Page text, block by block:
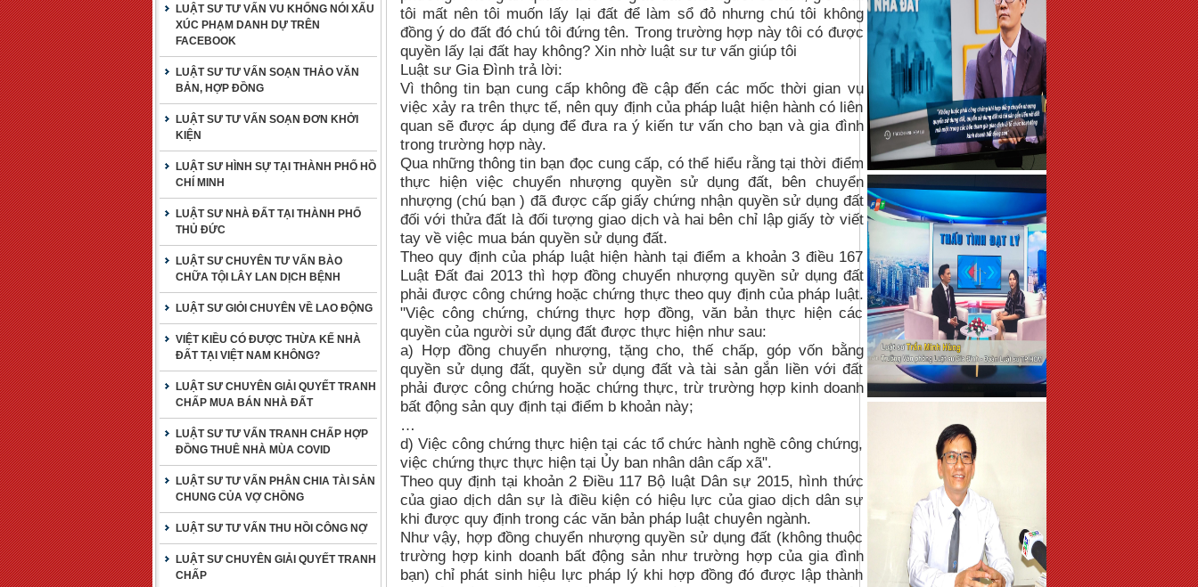
LUẬT SƯ TƯ VẤN VU KHỐNG NÓI XẤU
XÚC PHẠM DANH DỰ TRÊN
FACEBOOK
LUẬT SƯ TƯ VẤN SOẠN THẢO VĂN
BẢN, HỢP ĐỒNG
LUẬT SƯ TƯ VẤN SOẠN ĐƠN KHỞI
KIỆN
LUẬT SƯ HÌNH SỰ TẠI THÀNH PHỐ HỒ
CHÍ MINH
LUẬT SƯ NHÀ ĐẤT TẠI THÀNH PHỐ
THỦ ĐỨC
LUẬT SƯ CHUYÊN TƯ VẤN BÀO
CHỮA TỘI LÂY LAN DỊCH BỆNH
LUẬT SƯ GIỎI CHUYÊN VỀ LAO ĐỘNG
VIỆT KIỀU CÓ ĐƯỢC THỪA KẾ NHÀ
ĐẤT TẠI VIỆT NAM KHÔNG?
LUẬT SƯ CHUYÊN GIẢI QUYẾT TRANH
CHẤP MUA BÁN NHÀ ĐẤT
LUẬT SƯ TƯ VẤN TRANH CHẤP HỢP
ĐỒNG THUÊ NHÀ MÙA COVID
LUẬT SƯ TƯ VẤN PHÂN CHIA TÀI SẢN
CHUNG CỦA VỢ CHỒNG
LUẬT SƯ TƯ VẤN THU HỒI CÔNG NỢ
LUẬT SƯ CHUYÊN GIẢI QUYẾT TRANH
CHẤP
tôi mất nên tôi muốn lấy lại đất để làm sổ đỏ nhưng chú tôi không
đồng ý do đất đó chú tôi đứng tên. Trong trường hợp này tôi có được
quyền lấy lại đất hay không? Xin nhờ luật sư tư vấn giúp tôi
Luật sư Gia Đình trả lời:
Vì thông tin bạn cung cấp không đề cập đến các mốc thời gian vụ
việc xảy ra trên thực tế, nên quy định của pháp luật hiện hành có liên
quan sẽ được áp dụng để đưa ra ý kiến tư vấn cho bạn và gia đình
trong trường hợp này.
Qua những thông tin bạn đọc cung cấp, có thể hiểu rằng tại thời điểm
thực hiện việc chuyển nhượng quyền sử dụng đất, bên chuyển
nhượng (chú bạn ) đã được cấp giấy chứng nhận quyền sử dụng đất
đối với thửa đất là đối tượng giao dịch và hai bên chỉ lập giấy tờ viết
tay về việc mua bán quyền sử dụng đất.
Theo quy định của pháp luật hiện hành tại điểm a khoản 3 điều 167
Luật Đất đai 2013 thì hợp đồng chuyển nhượng quyền sử dụng đất
phải được công chứng hoặc chứng thực theo quy định của pháp luật.
"Việc công chứng, chứng thực hợp đồng, văn bản thực hiện các
quyền của người sử dụng đất được thực hiện như sau:
a) Hợp đồng chuyển nhượng, tặng cho, thế chấp, góp vốn bằng
quyền sử dụng đất, quyền sử dụng đất và tài sản gắn liền với đất
phải được công chứng hoặc chứng thực, trừ trường hợp kinh doanh
bất động sản quy định tại điểm b khoản này;
…
d) Việc công chứng thực hiện tại các tổ chức hành nghề công chứng,
việc chứng thực thực hiện tại Ủy ban nhân dân cấp xã".
Theo quy định tại khoản 2 Điều 117 Bộ luật Dân sự 2015, hình thức
của giao dịch dân sự là điều kiện có hiệu lực của giao dịch dân sự
khi được quy định trong các văn bản pháp luật chuyên ngành.
Như vậy, hợp đồng chuyển nhượng quyền sử dụng đất (không thuộc
trường hợp kinh doanh bất động sản như trường hợp của gia đình
bạn) chỉ phát sinh hiệu lực pháp lý khi hợp đồng đó được lập thành